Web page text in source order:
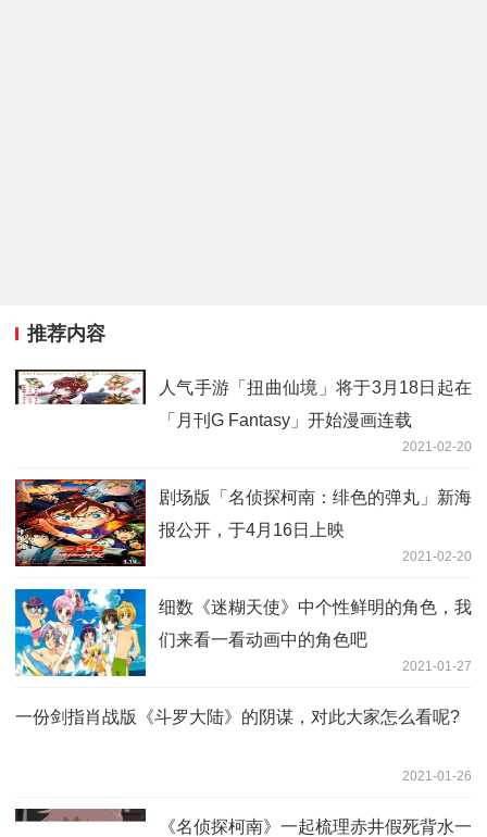
推荐内容
人气手游「扭曲仙境」将于3月18日起在
「月刊G Fantasy」开始漫画连载
2021-02-20
剧场版「名侦探柯南：绯色的弹丸」新海
报公开，于4月16日上映
2021-02-20
细数《迷糊天使》中个性鲜明的角色，我
们来看一看动画中的角色吧
2021-01-27
一份剑指肖战版《斗罗大陆》的阴谋，对此大家怎么看呢?
2021-01-26
《名侦探柯南》一起梳理赤井假死背水一